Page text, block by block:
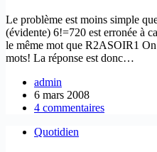
Le problème est moins simple
(évidente) 6!=720 est erronée à
le même mot que R2ASOIR1
mots! La réponse est donc…
admin
6 mars 2008
4 commentaires
Quotidien